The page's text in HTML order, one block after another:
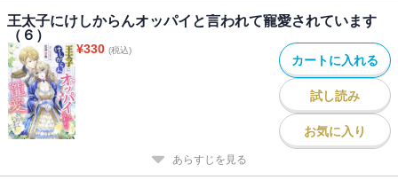
王太子にけしからんオッパイと言われて寵愛されています
（６）
¥330 (税込)
カートに入れる
試し読み
お気に入り
あらすじを見る